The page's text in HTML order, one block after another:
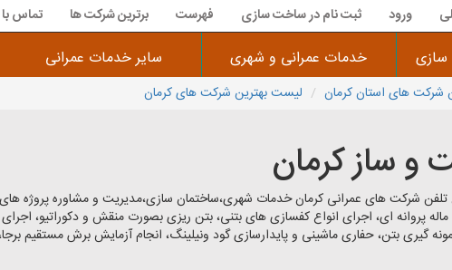
ورود ثبت نام در ساخت سازی فهرست برترین شرکت ها تماس با
سازی خدمات عمرانی و شهری سایر خدمات عمرانی
شرکت های استان کرمان لیست بهترین شرکت های کرمان
ساز کرمان
شرکت های عمرانی کرمان خدمات شهری،ساختمان سازی،مدیریت و مشاوره پروژه های
پروانه ای، اجرای انواع کفسازی های بتنی، بتن ریزی بصورت منقش و دکوراتیو،
بتن، حفاری ماشینی و پایدارسازی گود ونیلینگ، انجام آزمایش برش مستقیم